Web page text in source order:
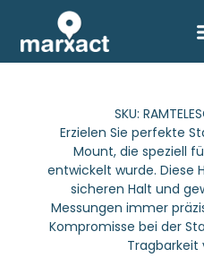
SKU:
Erzielen Sie perfekte
Mount, die speziell
entwickelt wurde. Diese
sicheren Halt und
Messungen immer
Kompromisse bei der
Tragbarkeit